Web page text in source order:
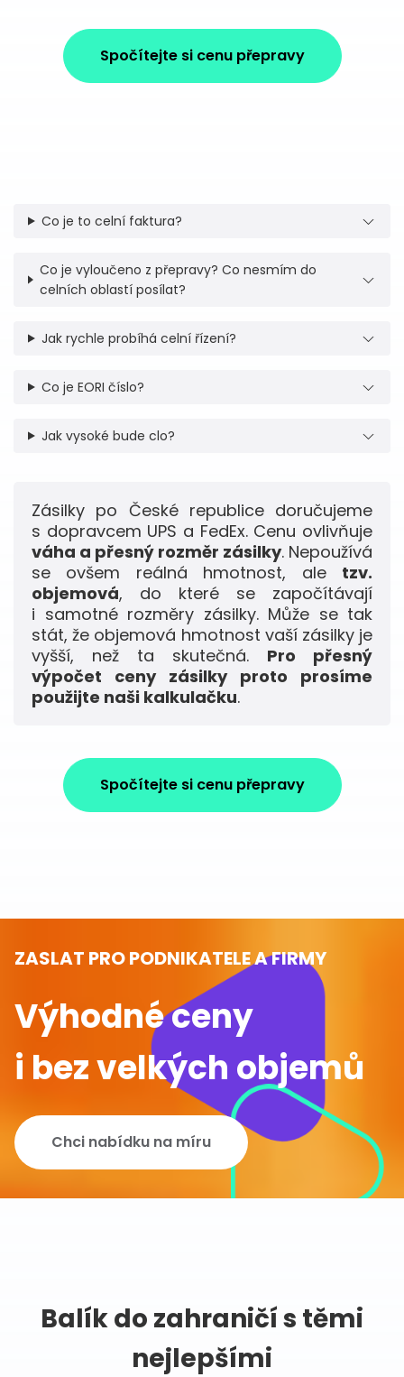
Spočítejte si cenu přepravy
Co je to celní faktura?
Co je vyloučeno z přepravy? Co nesmím do
celních oblastí posílat?
Jak rychle probíhá celní řízení?
Co je EORI číslo?
Jak vysoké bude clo?
Zásilky po České republice doručujeme
s dopravcem UPS a FedEx. Cenu ovlivňuje
váha a přesný rozměr zásilky. Nepoužívá
se ovšem reálná hmotnost, ale tzv.
objemová, do které se započítávají
i samotné rozměry zásilky. Může se tak
stát, že objemová hmotnost vaší zásilky je
vyšší, než ta skutečná. Pro přesný
výpočet ceny zásilky proto prosíme
použijte naši kalkulačku.
Spočítejte si cenu přepravy
ZASLAT PRO PODNIKATELE A FIRMY
Výhodné ceny
i bez velkých objemů
Chci nabídku na míru
Balík do zahraničí s těmi
nejlepšími